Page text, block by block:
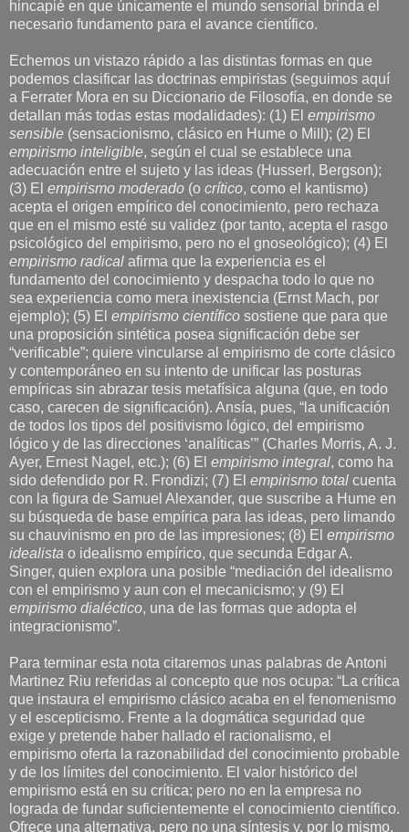
hincapié en que únicamente el mundo sensorial brinda el
necesario fundamento para el avance científico.
Echemos un vistazo rápido a las distintas formas en que
podemos clasificar las doctrinas empiristas (seguimos aquí
a Ferrater Mora en su Diccionario de Filosofía, en donde se
detallan más todas estas modalidades): (1) El empirismo
sensible (sensacionismo, clásico en Hume o Mill); (2) El
empirismo inteligible, según el cual se establece una
adecuación entre el sujeto y las ideas (Husserl, Bergson);
(3) El empirismo moderado (o crítico, como el kantismo)
acepta el origen empírico del conocimiento, pero rechaza
que en el mismo esté su validez (por tanto, acepta el rasgo
psicológico del empirismo, pero no el gnoseológico); (4) El
empirismo radical afirma que la experiencia es el
fundamento del conocimiento y despacha todo lo que no
sea experiencia como mera inexistencia (Ernst Mach, por
ejemplo); (5) El empirismo científico sostiene que para que
una proposición sintética posea significación debe ser
“verificable”; quiere vincularse al empirismo de corte clásico
y contemporáneo en su intento de unificar las posturas
empíricas sin abrazar tesis metafísica alguna (que, en todo
caso, carecen de significación). Ansía, pues, “la unificación
de todos los tipos del positivismo lógico, del empirismo
lógico y de las direcciones ‘analíticas’” (Charles Morris, A. J.
Ayer, Ernest Nagel, etc.); (6) El empirismo integral, como ha
sido defendido por R. Frondizi; (7) El empirismo total cuenta
con la figura de Samuel Alexander, que suscribe a Hume en
su búsqueda de base empírica para las ideas, pero limando
su chauvinismo en pro de las impresiones; (8) El empirismo
idealista o idealismo empírico, que secunda Edgar A.
Singer, quien explora una posible “mediación del idealismo
con el empirismo y aun con el mecanicismo; y (9) El
empirismo dialéctico, una de las formas que adopta el
integracionismo”.
Para terminar esta nota citaremos unas palabras de Antoni
Martinez Riu referidas al concepto que nos ocupa: “La crítica
que instaura el empirismo clásico acaba en el fenomenismo
y el escepticismo. Frente a la dogmática seguridad que
exige y pretende haber hallado el racionalismo, el
empirismo oferta la razonabilidad del conocimiento probable
y de los límites del conocimiento. El valor histórico del
empirismo está en su crítica; pero no en la empresa no
lograda de fundar suficientemente el conocimiento científico.
Ofrece una alternativa, pero no una síntesis y, por lo mismo,